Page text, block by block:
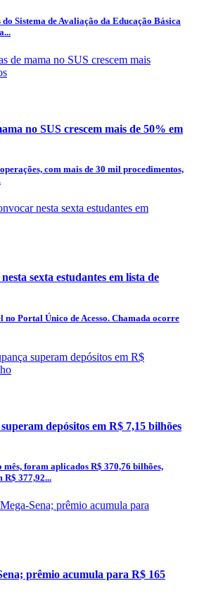
Sistema de Avaliação da Educação Básica
no SUS crescem mais de 50% em
com mais de 30 mil procedimentos,
sexta estudantes em lista de
no Portal Único de Acesso. Chamada ocorre
depósitos em R$ 7,15 bilhões
mês, foram aplicados R$ 370,76 bilhões,
R$ 377,92...
prêmio acumula para R$ 165